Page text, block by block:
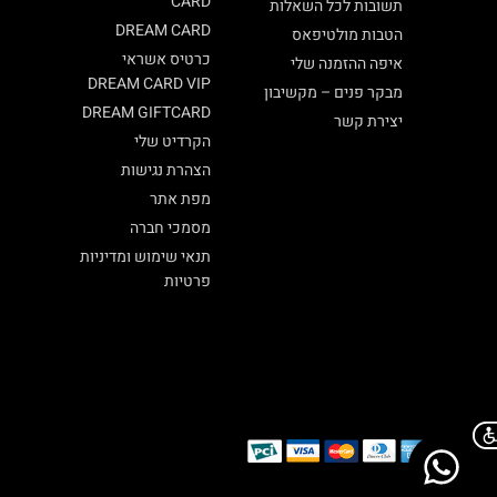
DREAM CARD
כרטיס אשראי
DREAM CARD VIP
DREAM GIFTCARD
הקרדיט שלי
הצהרת נגישות
מפת אתר
מסמכי חברה
תנאי שימוש ומדיניות
פרטיות
תשובות לכל השאלות
הטבות מולטיפאס
איפה ההזמנה שלי
מבקר פנים – מקשיבון
יצירת קשר
Chat on WhatsApp